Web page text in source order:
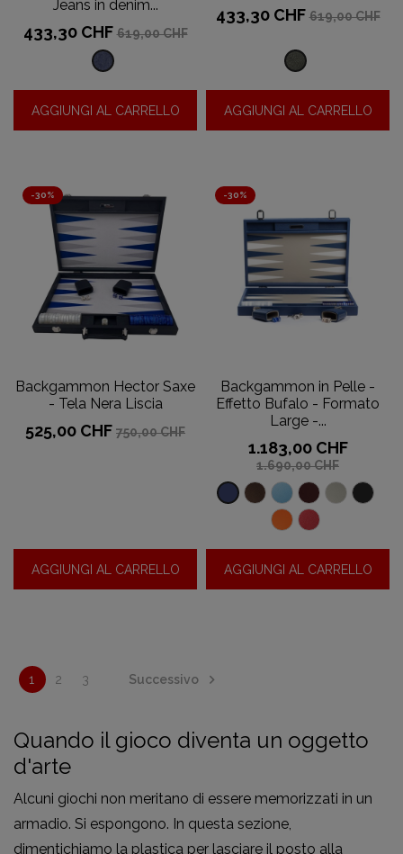
Jeans in denim...
Prezzo
433,30 CHFPrezzo
619,00 CHF
Jeans
in
denim
AGGIUNGI AL CARRELLO
Prezzo
433,30 CHFPrezzo
619,00 CHF
Effetto
alligatore
-
AGGIUNGI AL CARRELLO
-30%
Backgammon Hector Saxe
- Tela Nera Liscia
Prezzo
525,00 CHFPrezzo
750,00 CHF
AGGIUNGI AL CARRELLO
-30%
Backgammon in Pelle -
Effetto Bufalo - Formato
Large -...
Prezzo
1.183,00 CHFPrezzo
1.690,00 CHF
Effetto
bufalo
Blu
Effetto
bufalo
Cioccolato
Effetto
bufalo
Paradiso
Effetto
bufalo
Cremisi
Effetto
Grigio
Effetto
buffalo
-
Effetto
buffalo
-
AGGIUNGI AL CARRELLO
1 2 3 Successivo 
Quando il gioco diventa un oggetto
d'arte
Alcuni giochi non meritano di essere memorizzati in un
armadio. Si espongono. In questa sezione,
dimentichiamo la plastica per lasciare il posto alla